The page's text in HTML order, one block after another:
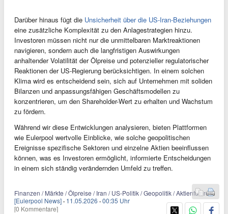
Darüber hinaus fügt die Unsicherheit über die US-Iran-Beziehungen
eine zusätzliche Komplexität zu den Anlagestrategien hinzu.
Investoren müssen nicht nur die unmittelbaren Marktreaktionen
navigieren, sondern auch die langfristigen Auswirkungen
anhaltender Volatilität der Ölpreise und potenzieller regulatorischer
Reaktionen der US-Regierung berücksichtigen. In einem solchen
Klima wird es entscheidend sein, sich auf Unternehmen mit soliden
Bilanzen und anpassungsfähigen Geschäftsmodellen zu
konzentrieren, um den Shareholder-Wert zu erhalten und Wachstum
zu fördern.
Während wir diese Entwicklungen analysieren, bieten Plattformen
wie Eulerpool wertvolle Einblicke, wie solche geopolitischen
Ereignisse spezifische Sektoren und einzelne Aktien beeinflussen
können, was es Investoren ermöglicht, informierte Entscheidungen
in einem sich ständig verändernden Umfeld zu treffen.
Finanzen / Märkte / Ölpreise / Iran / US-Politik / Geopolitik / Aktienfutures
[Eulerpool News] · 11.05.2026 ·00:35 Uhr
[0 Kommentare]